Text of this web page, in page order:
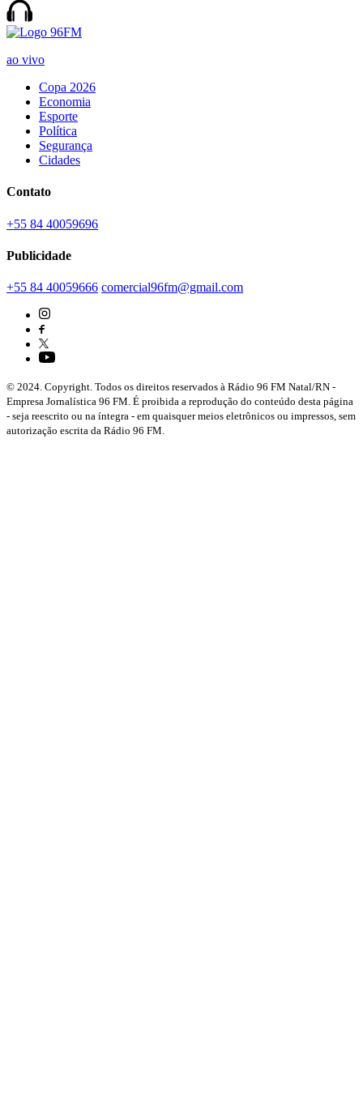
ao vivo
Copa 2026
Economia
Esporte
Política
Segurança
Cidades
Contato
+55 84 40059696
Publicidade
+55 84 40059666 comercial96fm@gmail.com
© 2024. Copyright. Todos os direitos reservados à Rádio 96 FM Natal/RN -
Empresa Jornalística 96 FM. É proibida a reprodução do conteúdo desta página
- seja reescrito ou na íntegra - em quaisquer meios eletrônicos ou impressos, sem
autorização escrita da Rádio 96 FM.